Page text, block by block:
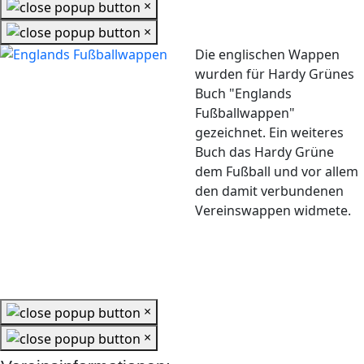
×
×
Die englischen Wappen
wurden für Hardy Grünes
Buch "Englands
Fußballwappen"
gezeichnet. Ein weiteres
Buch das Hardy Grüne
dem Fußball und vor allem
den damit verbundenen
Vereinswappen widmete.
×
×